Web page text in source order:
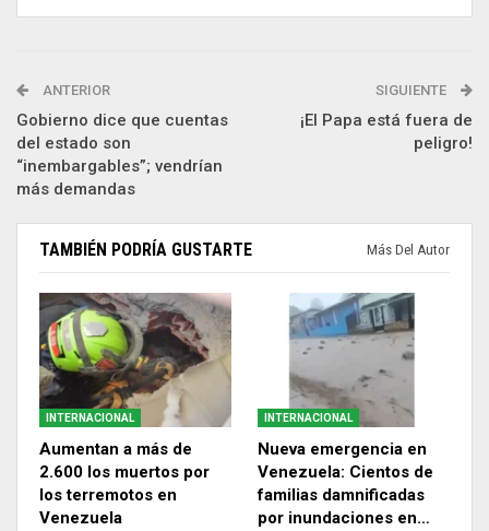
ANTERIOR
Gobierno dice que cuentas
del estado son
“inembargables”; vendrían
más demandas
SIGUIENTE
¡El Papa está fuera de
peligro!
TAMBIÉN PODRÍA GUSTARTE Más Del Autor
INTERNACIONAL
Aumentan a más de
2.600 los muertos por
los terremotos en
Venezuela
INTERNACIONAL
Nueva emergencia en
Venezuela: Cientos de
familias damnificadas
por inundaciones en…